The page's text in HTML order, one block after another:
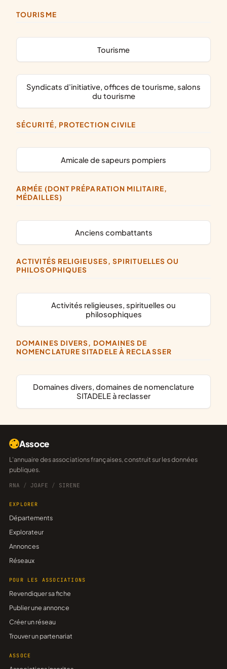
TOURISME
Tourisme
syndicats d'initiative, offices de tourisme, salons
du tourisme
SÉCURITÉ, PROTECTION CIVILE
amicale de sapeurs pompiers
ARMÉE (DONT PRÉPARATION MILITAIRE,
MÉDAILLES)
anciens combattants
ACTIVITÉS RELIGIEUSES, SPIRITUELLES OU
PHILOSOPHIQUES
activités religieuses, spirituelles ou
philosophiques
DOMAINES DIVERS, DOMAINES DE
NOMENCLATURE SITADELE À RECLASSER
domaines divers, domaines de nomenclature
SITADELE à reclasser
Assoce
L'annuaire des associations françaises, construit sur les données
publiques.
RNA / JOAFE / SIRENE
EXPLORER
Départements
Explorateur
Annonces
Réseaux
POUR LES ASSOCIATIONS
Revendiquer sa fiche
Publier une annonce
Créer un réseau
Trouver un partenariat
ASSOCE